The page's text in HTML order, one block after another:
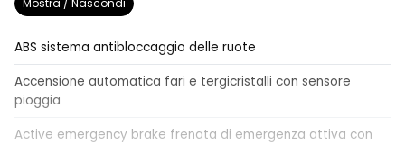
Mostra / Nascondi
ABS sistema antibloccaggio delle ruote
Accensione automatica fari e tergicristalli con sensore
pioggia
Active emergency brake frenata di emergenza attiva con